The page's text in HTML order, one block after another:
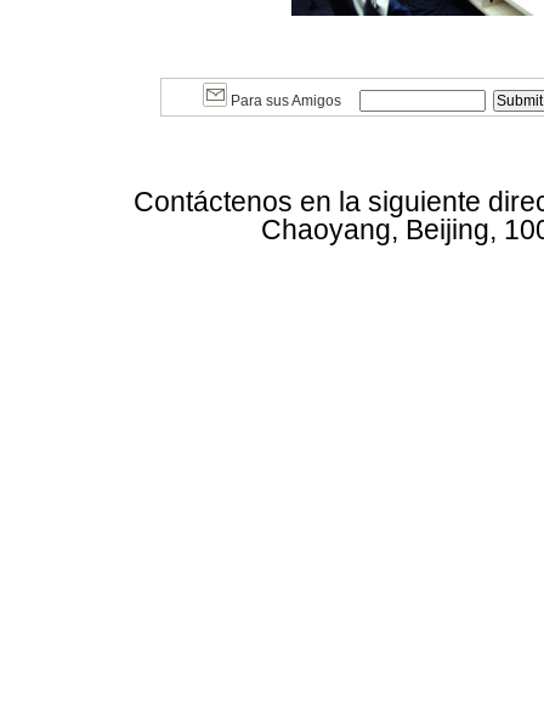
Para sus Amigos
Contáctenos en la siguiente
Chaoyang, Beijing,